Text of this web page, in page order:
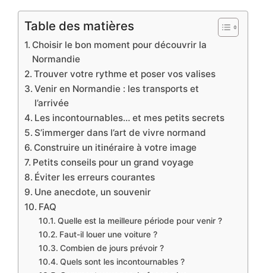
Table des matières
Choisir le bon moment pour découvrir la
Normandie
Trouver votre rythme et poser vos valises
Venir en Normandie : les transports et
l’arrivée
Les incontournables… et mes petits secrets
S’immerger dans l’art de vivre normand
Construire un itinéraire à votre image
Petits conseils pour un grand voyage
Éviter les erreurs courantes
Une anecdote, un souvenir
FAQ
Quelle est la meilleure période pour venir ?
Faut-il louer une voiture ?
Combien de jours prévoir ?
Quels sont les incontournables ?